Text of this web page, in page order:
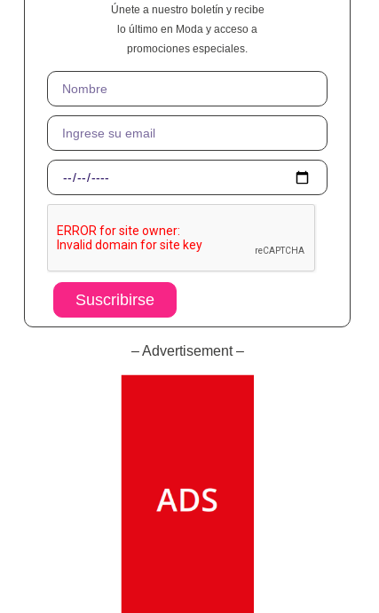
Únete a nuestro boletín y recibe
lo último en Moda y acceso a
promociones especiales.
Suscribirse
– Advertisement –